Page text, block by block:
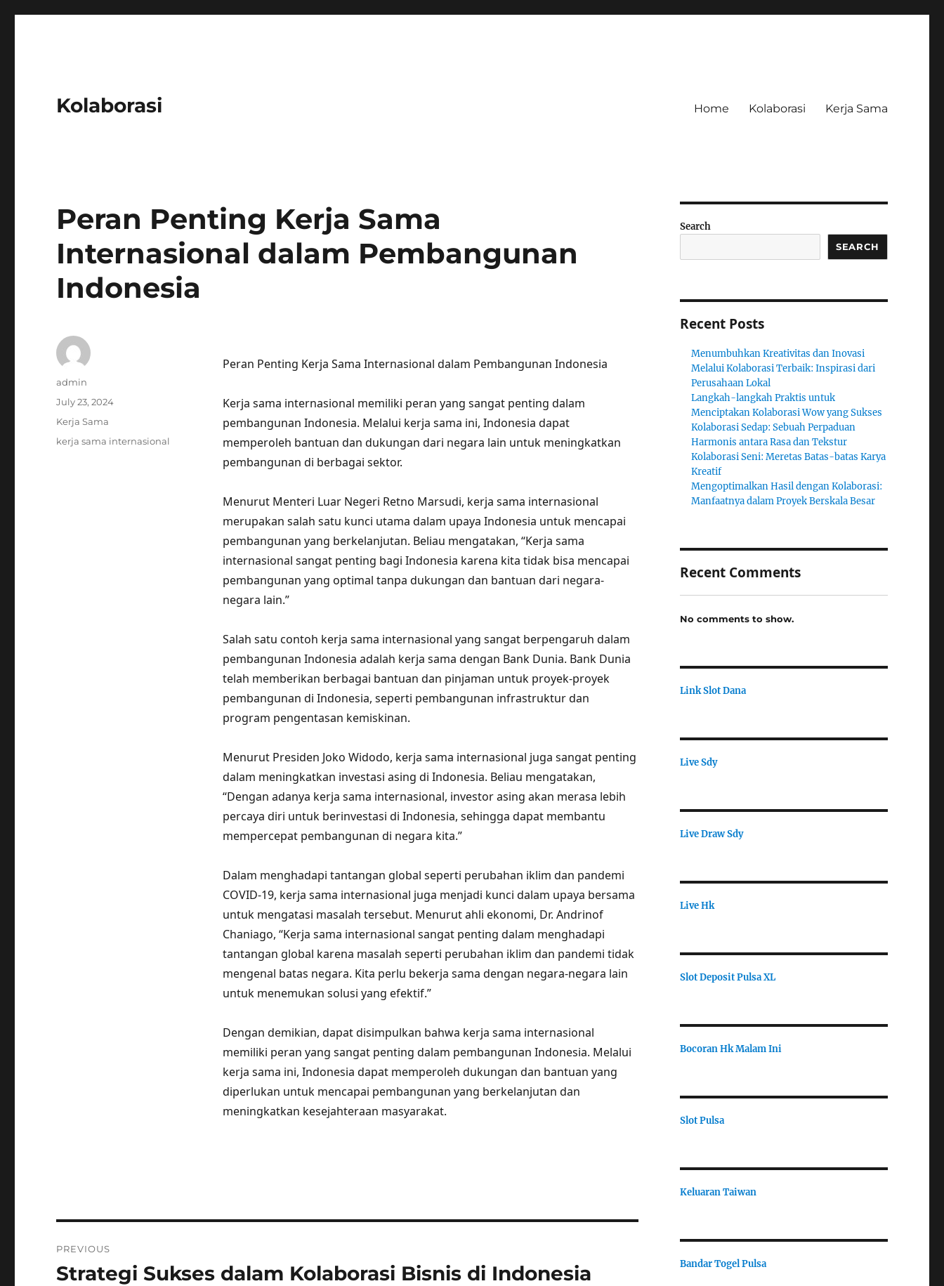
Kolaborasi Home Kolaborasi Kerja Sama
Peran Penting Kerja Sama
Internasional dalam Pembangunan
Indonesia
Peran Penting Kerja Sama Internasional dalam Pembangunan Indonesia
Kerja sama internasional memiliki peran yang sangat penting dalam
pembangunan Indonesia. Melalui kerja sama ini, Indonesia dapat
memperoleh bantuan dan dukungan dari negara lain untuk meningkatkan
pembangunan di berbagai sektor.
Menurut Menteri Luar Negeri Retno Marsudi, kerja sama internasional
merupakan salah satu kunci utama dalam upaya Indonesia untuk mencapai
pembangunan yang berkelanjutan. Beliau mengatakan, “Kerja sama
internasional sangat penting bagi Indonesia karena kita tidak bisa mencapai
pembangunan yang optimal tanpa dukungan dan bantuan dari negara-
negara lain.”
Salah satu contoh kerja sama internasional yang sangat berpengaruh dalam
pembangunan Indonesia adalah kerja sama dengan Bank Dunia. Bank Dunia
telah memberikan berbagai bantuan dan pinjaman untuk proyek-proyek
pembangunan di Indonesia, seperti pembangunan infrastruktur dan
program pengentasan kemiskinan.
Menurut Presiden Joko Widodo, kerja sama internasional juga sangat penting
dalam meningkatkan investasi asing di Indonesia. Beliau mengatakan,
“Dengan adanya kerja sama internasional, investor asing akan merasa lebih
percaya diri untuk berinvestasi di Indonesia, sehingga dapat membantu
mempercepat pembangunan di negara kita.”
Dalam menghadapi tantangan global seperti perubahan iklim dan pandemi
COVID-19, kerja sama internasional juga menjadi kunci dalam upaya bersama
untuk mengatasi masalah tersebut. Menurut ahli ekonomi, Dr. Andrinof
Chaniago, “Kerja sama internasional sangat penting dalam menghadapi
tantangan global karena masalah seperti perubahan iklim dan pandemi tidak
mengenal batas negara. Kita perlu bekerja sama dengan negara-negara lain
untuk menemukan solusi yang efektif.”
Dengan demikian, dapat disimpulkan bahwa kerja sama internasional
memiliki peran yang sangat penting dalam pembangunan Indonesia. Melalui
kerja sama ini, Indonesia dapat memperoleh dukungan dan bantuan yang
diperlukan untuk mencapai pembangunan yang berkelanjutan dan
meningkatkan kesejahteraan masyarakat.
Author
admin
Posted
July 23, 2024
Categories
Kerja Sama
Tags
kerja sama internasional
navigation
PREVIOUS
Previous
Strategi Sukses dalam Kolaborasi Bisnis di Indonesia
Search
SEARCH
Recent Posts
Menumbuhkan Kreativitas dan Inovasi
Melalui Kolaborasi Terbaik: Inspirasi dari
Perusahaan Lokal
Langkah-langkah Praktis untuk
Menciptakan Kolaborasi Wow yang Sukses
Kolaborasi Sedap: Sebuah Perpaduan
Harmonis antara Rasa dan Tekstur
Kolaborasi Seni: Meretas Batas-batas Karya
Kreatif
Mengoptimalkan Hasil dengan Kolaborasi:
Manfaatnya dalam Proyek Berskala Besar
Recent Comments
No comments to show.
Link Slot Dana
Live Sdy
Live Draw Sdy
Live Hk
Slot Deposit Pulsa XL
Bocoran Hk Malam Ini
Slot Pulsa
Keluaran Taiwan
Bandar Togel Pulsa